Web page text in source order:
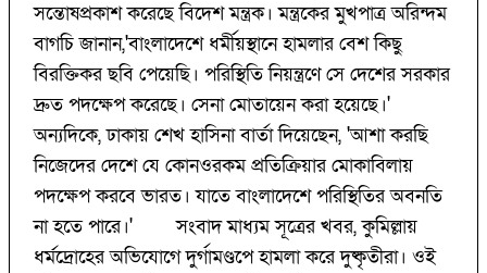
সন্তোষপ্রকাশ করেছে বিদেশ মন্ত্রক। মন্ত্রকের মুখপাত্র অরিন্দম
বাগচি জানান,'বাংলাদেশে ধর্মীয়স্থানে হামলার বেশ কিছু
বিরক্তিকর ছবি পেয়েছি। পরিস্থিতি নিয়ন্ত্রণে সে দেশের সরকার
দ্রুত পদক্ষেপ করেছে। সেনা মোতায়েন করা হয়েছে।'
অন্যদিকে, ঢাকায় শেখ হাসিনা বার্তা দিয়েছেন, 'আশা করছি
নিজেদের দেশে যে কোনওরকম প্রতিক্রিয়ার মোকাবিলায়
পদক্ষেপ করবে ভারত। যাতে বাংলাদেশে পরিস্থিতির অবনতি
না হতে পারে।' সংবাদ মাধ্যম সূত্রের খবর, কুমিল্লায়
ধর্মদ্রোহের অভিযোগে দুর্গামণ্ডপে হামলা করে দুষ্কৃতীরা। ওই